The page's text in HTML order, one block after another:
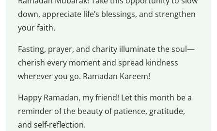
down, appreciate life’s blessings, and strengthen
your faith.
Fasting, prayer, and charity illuminate the soul—
cherish every moment and spread kindness
wherever you go. Ramadan Kareem!
Happy Ramadan, my friend! Let this month be a
reminder of the beauty of patience, gratitude,
and self-reflection.